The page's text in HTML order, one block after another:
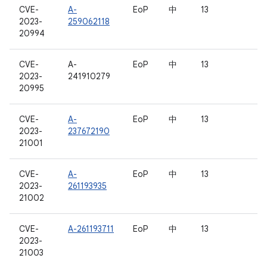
CVE-
2023-
20994
A-
259062118
EoP 中 13
CVE-
2023-
20995
A-
241910279
EoP 中 13
CVE-
2023-
21001
A-
237672190
EoP 中 13
CVE-
2023-
21002
A-
261193935
EoP 中 13
CVE-
2023-
21003
A-261193711 EoP 中 13